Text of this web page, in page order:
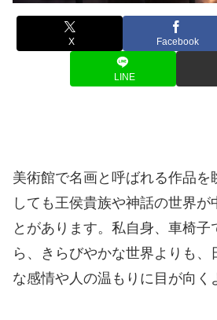
X Facebook
LINE
美術館で名画と呼ばれる作品を
しても王侯貴族や神話の世界が
とがあります。私自身、車椅
ら、きらびやかな世界よりも、
な感情や人の温もりに目が向く